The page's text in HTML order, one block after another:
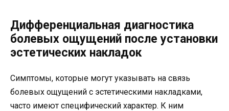
Дифференциальная диагностика
болевых ощущений после установки
эстетических накладок
Симптомы, которые могут указывать на связь
болевых ощущений с эстетическими накладками,
часто имеют специфический характер. К ним